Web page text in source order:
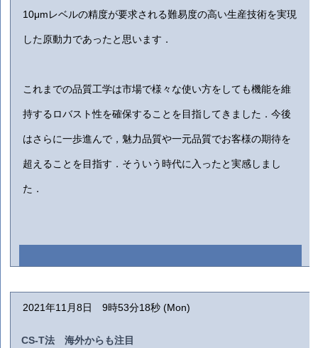
10μmレベルの精度が要求される難易度の高い生産技術を実現
した原動力であったと思います．
これまでの品質工学は市場で様々な使い方をしても機能を維
持するロバスト性を確保することを目指してきました．今後
はさらに一歩進んで，魅力品質や一元品質でお客様の期待を
超えることを目指す．そういう時代に入ったと実感しまし
た．
2021年11月8日 9時53分18秒 (Mon)
CS-T法 海外からも注目